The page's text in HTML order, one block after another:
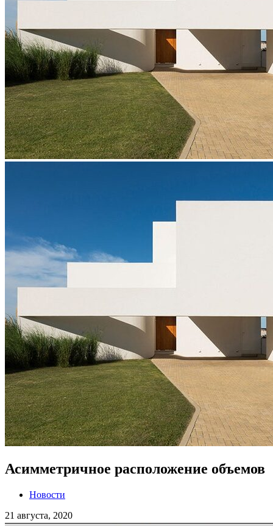
Асимметричное расположение объемов
Новости
21 августа, 2020